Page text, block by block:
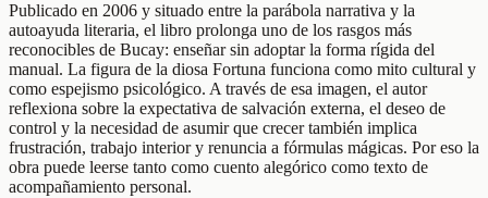
Publicado en 2006 y situado entre la parábola narrativa y la
autoayuda literaria, el libro prolonga uno de los rasgos más
reconocibles de Bucay: enseñar sin adoptar la forma rígida del
manual. La figura de la diosa Fortuna funciona como mito cultural y
como espejismo psicológico. A través de esa imagen, el autor
reflexiona sobre la expectativa de salvación externa, el deseo de
control y la necesidad de asumir que crecer también implica
frustración, trabajo interior y renuncia a fórmulas mágicas. Por eso la
obra puede leerse tanto como cuento alegórico como texto de
acompañamiento personal.